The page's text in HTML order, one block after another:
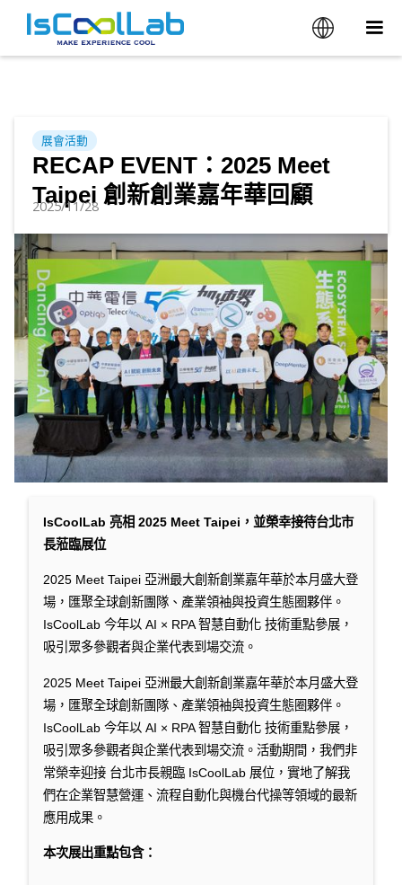
展會活動
RECAP EVENT：2025 Meet
Taipei 創新創業嘉年華回顧
2025/11/28
IsCoolLab 亮相 2025 Meet Taipei，並榮幸接待台北市
長蒞臨展位
2025 Meet Taipei 亞洲最大創新創業嘉年華於本月盛大登
場，匯聚全球創新團隊、產業領袖與投資生態圈夥伴。
IsCoolLab 今年以 AI × RPA 智慧自動化 技術重點參展，
吸引眾多參觀者與企業代表到場交流。
2025 Meet Taipei 亞洲最大創新創業嘉年華於本月盛大登
場，匯聚全球創新團隊、產業領袖與投資生態圈夥伴。
IsCoolLab 今年以 AI × RPA 智慧自動化 技術重點參展，
吸引眾多參觀者與企業代表到場交流。活動期間，我們非
常榮幸迎接 台北市長親臨 IsCoolLab 展位，實地了解我
們在企業智慧營運、流程自動化與機台代操等領域的最新
應用成果。
本次展出重點包含：